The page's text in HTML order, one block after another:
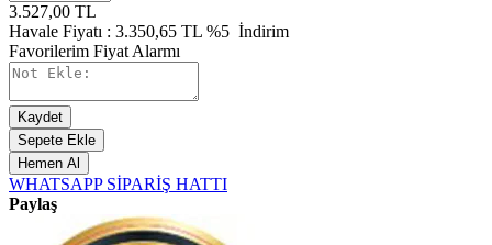
3.527,00 TL
Havale Fiyatı : 3.350,65 TL %5 İndirim
Favorilerim Fiyat Alarmı
Kaydet
Sepete Ekle
Hemen Al
WHATSAPP SİPARİŞ HATTI
Paylaş